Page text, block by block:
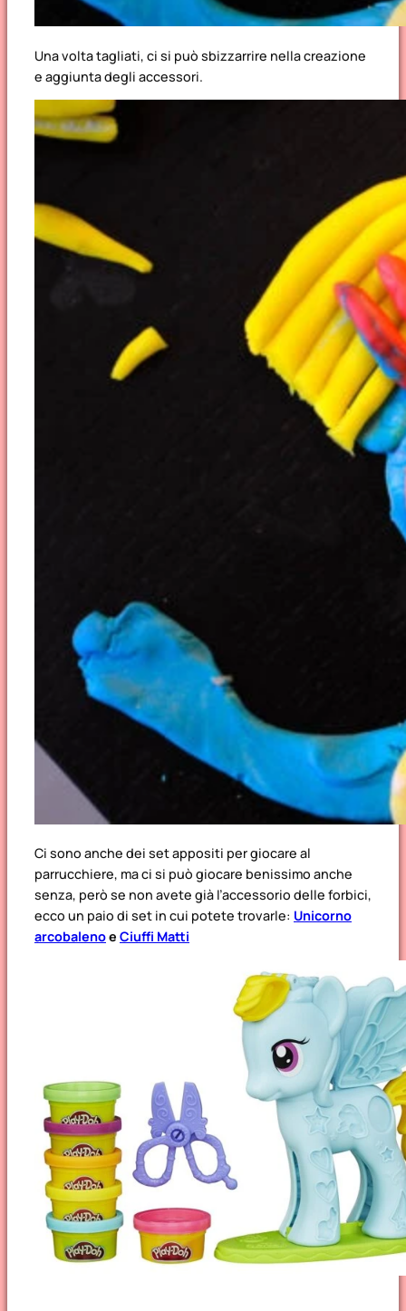
Una volta tagliati, ci si può sbizzarrire nella creazione
e aggiunta degli accessori.
Ci sono anche dei set appositi per giocare al
parrucchiere, ma ci si può giocare benissimo anche
senza, però se non avete già l’accessorio delle forbici,
ecco un paio di set in cui potete trovarle: Unicorno
arcobalenoe Ciuffi Matti